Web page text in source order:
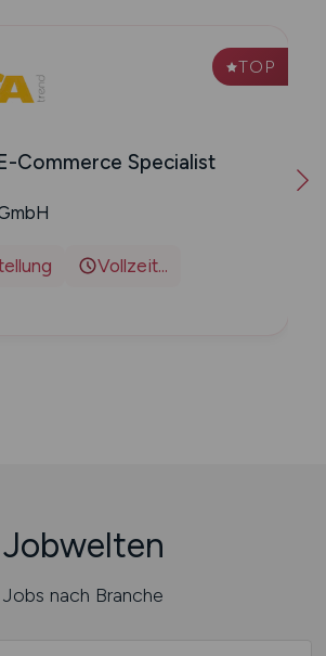
TOP
Commerce Specialist
Vollzeit...
Jobwelten
Jobs nach Branche